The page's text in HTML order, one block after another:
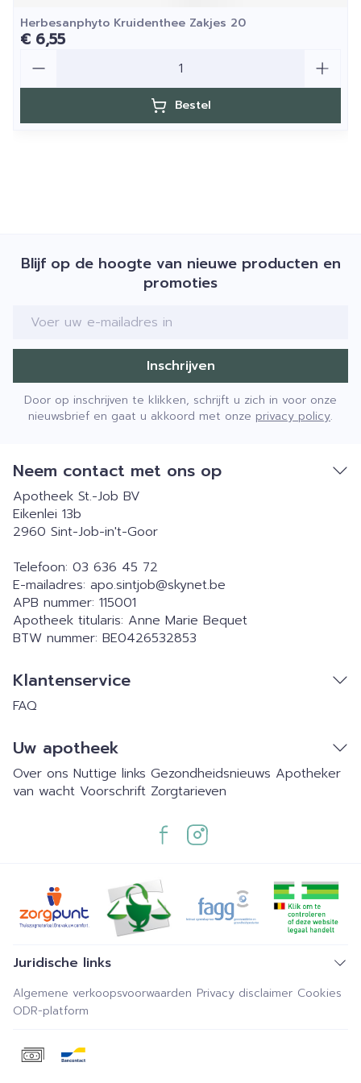
Herbesanphyto Kruidenthee Zakjes 20
€ 6,55
Bestel
Blijf op de hoogte van nieuwe producten en
promoties
E-mail adres
Inschrijven
Door op inschrijven te klikken, schrijft u zich in voor onze
nieuwsbrief en gaat u akkoord met onze privacy policy.
Neem contact met ons op
Apotheek St.-Job BV
Eikenlei 13b
2960 Sint-Job-in't-Goor
Telefoon: 03 636 45 72
E-mailadres: apo.sintjob@skynet.be
APB nummer: 115001
Apotheek titularis: Anne Marie Bequet
BTW nummer: BE0426532853
Klantenservice
FAQ
Uw apotheek
Over ons Nuttige links Gezondheidsnieuws Apotheker
van wacht Voorschrift Zorgtarieven
Juridische links
Algemene verkoopsvoorwaarden Privacy disclaimer Cookies
ODR-platform